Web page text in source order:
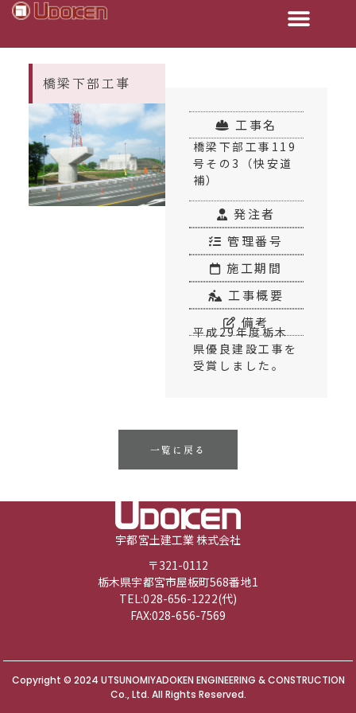
橋梁下部工事
工事名
橋梁下部工事119
号その3（快安道
補）
発注者
管理番号
施工期間
工事概要
備考
平成29年度栃木
県優良建設工事を
受賞しました。
一覧に戻る
宇都宮土建工業 株式会社
〒321-0112
栃木県宇都宮市屋板町568番地1
TEL:028-656-1222(代)
FAX:028-656-7569
Copyright © 2024 UTSUNOMIYADOKEN ENGINEERING & CONSTRUCTION
Co., Ltd. All Rights Reserved.